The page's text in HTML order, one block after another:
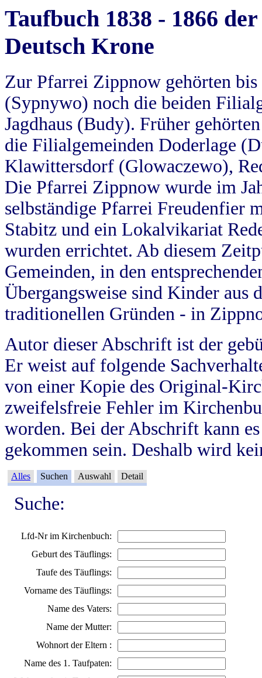
Taufbuch 1838 - 1866
Deutsch Krone
Zur Pfarrei Zippnow gehörten
(Sypnywo) noch die beiden
Jagdhaus (Budy). Früher
die Filialgemeinden Doderlage
Klawittersdorf (Glowaczewo),
Die Pfarrei Zippnow wurde im
selbständige Pfarrei Freudenfier
Stabitz und ein Lokalvikariat
wurden errichtet. Ab diesem
Gemeinden, in den
Übergangsweise sind Kinder aus
traditionellen Gründen - in
Autor dieser Abschrift ist der
Er weist auf folgende
von einer Kopie des Original-
zweifelsfreie Fehler im
worden. Bei der Abschrift kann
gekommen sein. Deshalb wird
Alles Suchen Auswahl Detail
Suche:
Lfd-Nr im Kirchenbuch:
Geburt des Täuflings:
Taufe des Täuflings:
Vorname des Täuflings:
Name des Vaters:
Name der Mutter:
Wohnort der Eltern :
Name des 1. Taufpaten: